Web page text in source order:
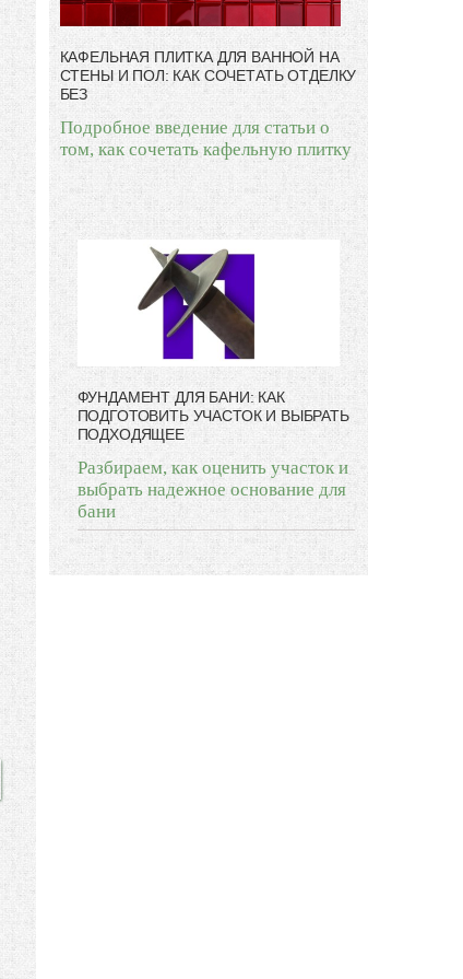
КАФЕЛЬНАЯ ПЛИТКА ДЛЯ ВАННОЙ НА
СТЕНЫ И ПОЛ: КАК СОЧЕТАТЬ ОТДЕЛКУ
БЕЗ
Подробное введение для статьи о
том, как сочетать кафельную плитку
ФУНДАМЕНТ ДЛЯ БАНИ: КАК
ПОДГОТОВИТЬ УЧАСТОК И ВЫБРАТЬ
ПОДХОДЯЩЕЕ
Разбираем, как оценить участок и
выбрать надежное основание для
бани